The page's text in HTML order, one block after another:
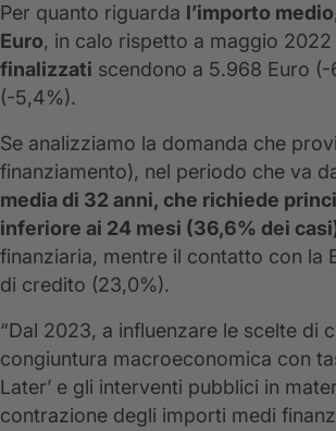
Per quanto riguarda l’importo medio
Euro, in calo rispetto a maggio
finalizzati scendono a 5.968 Euro
(-5,4%).
Se analizziamo la domanda che
finanziamento), nel periodo che va
media di 32 anni, che richiede
inferiore ai 24 mesi (36,6% dei
finanziaria, mentre il contatto con la
di credito (23,0%).
“Dal 2023, a influenzare le scelte
congiuntura macroeconomica con
Later’ e gli interventi pubblici in
contrazione degli importi medi